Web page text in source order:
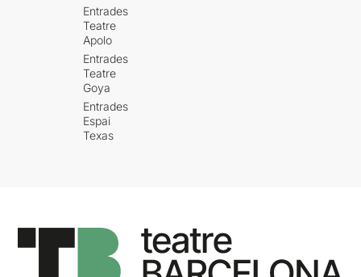
Entrades
Teatre
Apolo
Entrades
Teatre
Goya
Entrades
Espai
Texas